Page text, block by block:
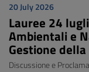
20 July 2026
Lauree 24
Ambientali e
Gestione
Discussione e